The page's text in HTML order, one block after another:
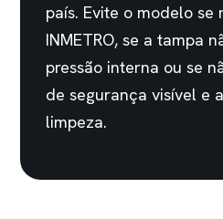
país. Evite o modelo se
INMETRO, se a tampa
pressão interna ou se
de segurança visível e
limpeza.